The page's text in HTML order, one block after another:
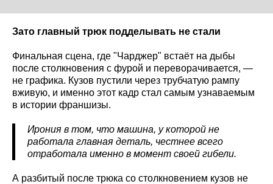
Зато главный трюк подделывать не стали
Финальная сцена, где "Чарджер" встаёт на дыбы
после столкновения с фурой и переворачивается, —
не графика. Кузов пустили через трубчатую рампу
вживую, и именно этот кадр стал самым узнаваемым
в истории франшизы.
Ирония в том, что машина, у которой не
работала главная деталь, честнее всего
отработала именно в момент своей гибели.
А разбитый после трюка со столкновением кузов не